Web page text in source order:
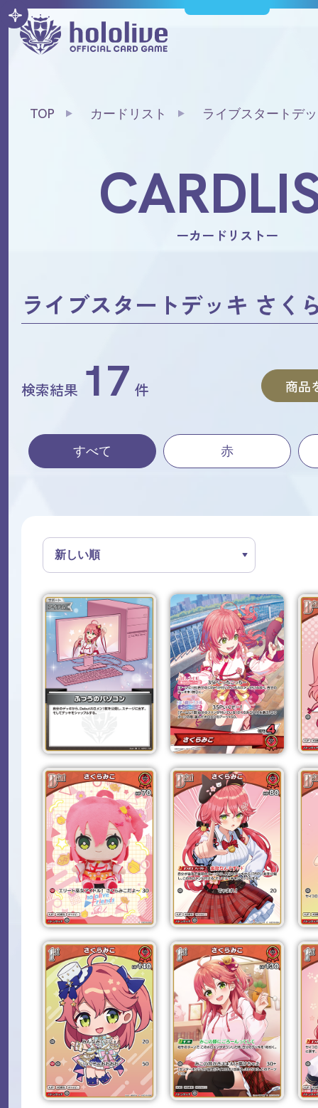
TOP カードリスト ライブスタートデ
ーカードリストー
ライブスタートデッキ さく
検索結果 17 件 商品
すべて 赤